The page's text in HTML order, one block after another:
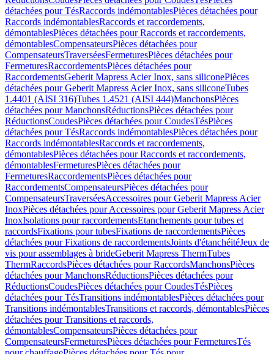
détachées pour TésRaccords indémontablesPièces détachées pour
Raccords indémontablesRaccords et raccordements,
démontablesPièces détachées pour Raccords et raccordements,
démontablesCompensateursPièces détachées pour
CompensateursTraverséesFermeturesPièces détachées pour
FermeturesRaccordementsPièces détachées pour
RaccordementsGeberit Mapress Acier Inox, sans siliconePièces
détachées pour Geberit Mapress Acier Inox, sans siliconeTubes
1.4401 (AISI 316)Tubes 1.4521 (AISI 444)ManchonsPièces
détachées pour ManchonsRéductionsPièces détachées pour
RéductionsCoudesPièces détachées pour CoudesTésPièces
détachées pour TésRaccords indémontablesPièces détachées pour
Raccords indémontablesRaccords et raccordements,
démontablesPièces détachées pour Raccords et raccordements,
démontablesFermeturesPièces détachées pour
FermeturesRaccordementsPièces détachées pour
RaccordementsCompensateursPièces détachées pour
CompensateursTraverséesAccessoires pour Geberit Mapress Acier
InoxPièces détachées pour Accessoires pour Geberit Mapress Acier
InoxIsolations pour raccordementsEtanchements pour tubes et
raccordsFixations pour tubesFixations de raccordementsPièces
détachées pour Fixations de raccordementsJoints d'étanchéitéJeux de
vis pour assemblages à brideGeberit Mapress ThermTubes
ThermRaccordsPièces détachées pour RaccordsManchonsPièces
détachées pour ManchonsRéductionsPièces détachées pour
RéductionsCoudesPièces détachées pour CoudesTésPièces
détachées pour TésTransitions indémontablesPièces détachées pour
Transitions indémontablesTransitions et raccords, démontablesPièces
détachées pour Transitions et raccords,
démontablesCompensateursPièces détachées pour
CompensateursFermeturesPièces détachées pour FermeturesTés